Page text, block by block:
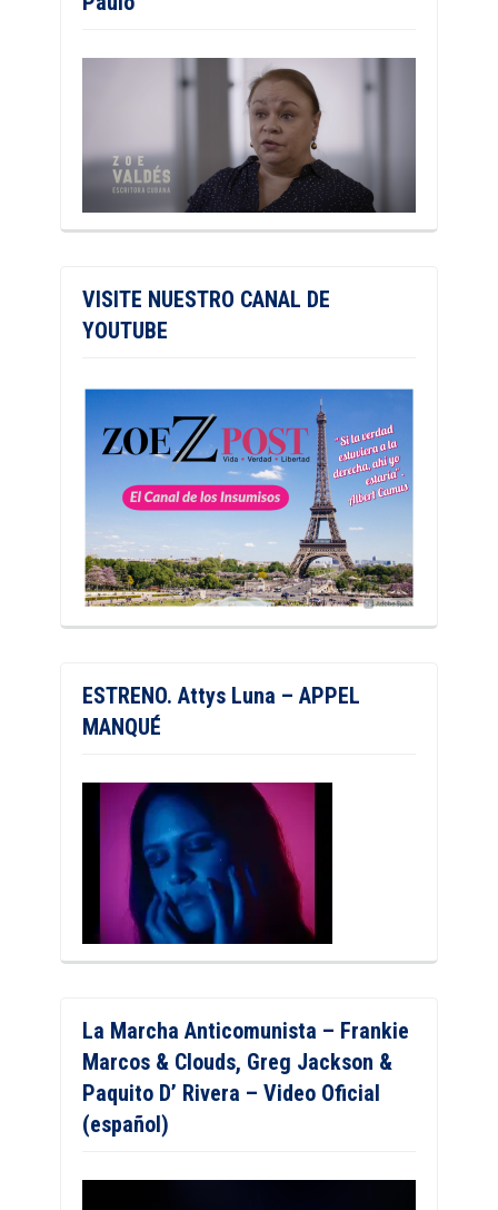
VISITE NUESTRO CANAL DE
YOUTUBE
ESTRENO. Attys Luna – APPEL
MANQUÉ
La Marcha Anticomunista – Frankie
Marcos & Clouds, Greg Jackson &
Paquito D’ Rivera – Video Oficial
(español)